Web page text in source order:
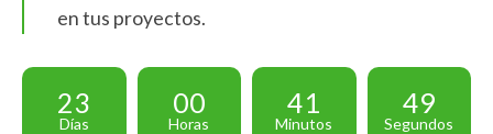
en tus proyectos.
23
Días
00
Horas
41
Minutos
49
Segundos